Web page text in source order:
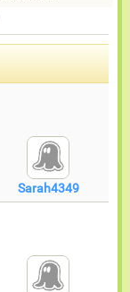
Sarah4349